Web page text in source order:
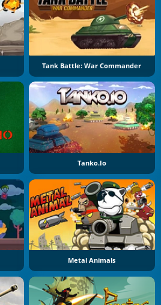
Tank Battle: War Commander
Tanko.io
Metal Animals